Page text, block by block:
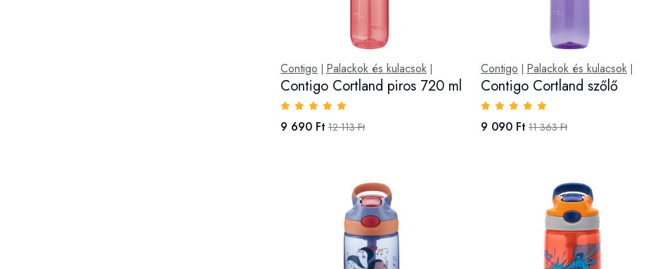
Contigo Palackok és kulacsok
Contigo Cortland piros 720 ml
9 690 Ft 12 113 Ft
Contigo Palackok és kulacsok|
Contigo Cortland szőlő
9 090 Ft 11 363 Ft